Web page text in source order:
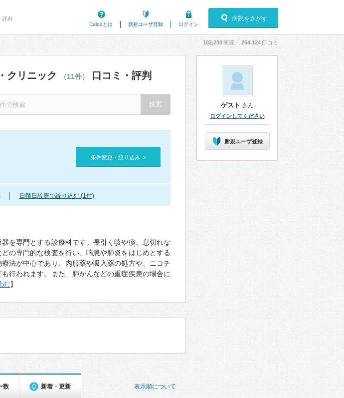
評判
Calooとは
新規ユーザ登録 ログイン
病院をさがす
182,230病院・ 264,124 口コミ
クリニック （11件） 口コミ・評判
条件変更・絞り込み »
日曜日診療で絞り込む (1件)
を専門とする診療科です。長引く咳や痰、息切れな
の専門的な検査を行い、喘息や肺炎をはじめとする
法が中心であり、内服薬や吸入薬の処方や、ニコチ
行われます。また、肺がんなどの重症疾患の場合に
む】
表示順について
数 新着・更新
ゲスト さん
ログインしてください
新規ユーザ登録